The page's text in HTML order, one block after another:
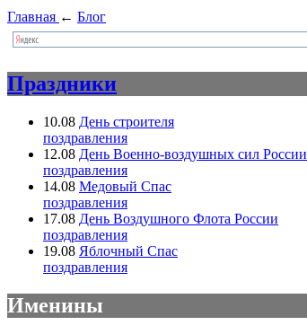
Главная ← Блог
Праздники
10.08 День строителя
поздравления
12.08 День Военно-воздушных сил России
поздравления
14.08 Медовый Спас
поздравления
17.08 День Воздушного Флота России
поздравления
19.08 Яблочный Спас
поздравления
Именины